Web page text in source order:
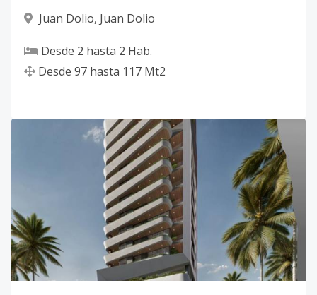
Juan Dolio, Juan Dolio
Desde 2 hasta 2 Hab.
Desde 97 hasta 117 Mt2